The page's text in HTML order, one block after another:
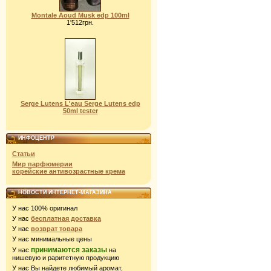
Montale Aoud Musk edp 100ml
1'512грн.
Serge Lutens L'eau Serge Lutens edp
50ml tester
ИНФОЦЕНТР
Статьи
Мир парфюмерии
корейские антивозрастные крема
НОВОСТИ ИНТЕРНЕТ-МАГАЗИНА
У нас 100% оригинал
У нас бесплатная доставка
У нас возврат товара
У нас минимальные цены
У нас принимаются заказы на
нишевую и раритетную продукцию
У нас Вы найдете любимый аромат,